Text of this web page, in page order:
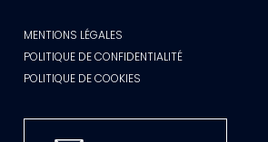
MENTIONS LÉGALES
POLITIQUE DE CONFIDENTIALITÉ
POLITIQUE DE COOKIES